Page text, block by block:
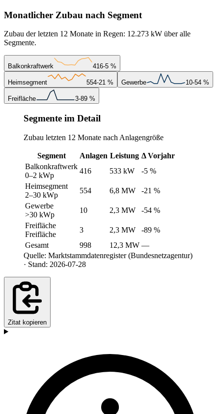
Monatlicher Zubau nach Segment
Zubau der letzten 12 Monate in Regen: 12.273 kW über alle
Segmente.
Balkonkraftwerk 416-5 %
Heimsegment 554-21 % Gewerbe 10-54 %
Freifläche 3-89 %
Segmente im Detail
Zubau letzten 12 Monate nach Anlagengröße
Segment Anlagen Leistung Δ Vorjahr
Balkonkraftwerk
0–2 kWp
416 533 kW
-5 %
Heimsegment
2–30 kWp
554 6,8 MW
-21 %
Gewerbe
>30 kWp
10 2,3 MW
-54 %
Freifläche
Freifläche
3 2,3 MW
-89 %
Gesamt
998 12,3 MW —
Quelle: Marktstammdatenregister (Bundesnetzagentur)
· Stand: 2026-07-28
Zitat kopieren